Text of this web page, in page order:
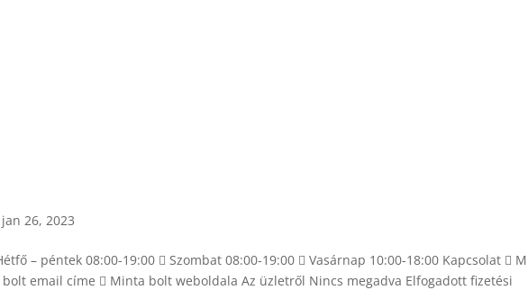
jan 26, 2023
– péntek 08:00-19:00  Szombat 08:00-19:00  Vasárnap 10:00-18:00 Kapcsolat 
email címe  Minta bolt weboldala Az üzletről Nincs megadva Elfogadott fizetési